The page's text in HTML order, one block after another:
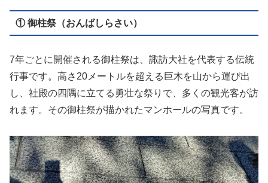
① 御柱祭（おんばしらさい）
7年ごとに開催される御柱祭は、諏訪大社を代表する伝統
行事です。高さ20メートルを超える巨木を山から運び出
し、社殿の四隅に立てる勇壮な祭りで、多くの観光客が訪
れます。その御柱祭が描かれたマンホールの写真です。